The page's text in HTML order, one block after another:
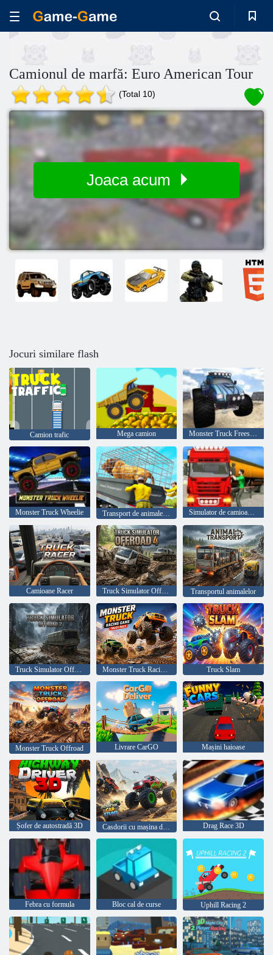
Camionul de marfă: Euro American Tour
(Total 10)
Joaca acum
Jocuri similare flash
Camion trafic Mega camion Monster Truck Freestyle
Monster Truck Wheelie Transport de animale ferme Simulator de camioane cu transportor petrolier
Camioane Racer Truck Simulator OffRoad 4 Transportul animalelor
Truck Simulator Offroad 2 Monster Truck Racing Joc Truck Race Truck Slam
Monster Truck Offroad Livrare CarGO Mașini haioase
Șofer de autostradă 3D Casdorii cu mașina de munte Drag Race 3D
Febra cu formula Bloc cal de curse Uphill Racing 2